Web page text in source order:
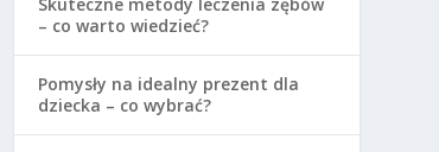
– co warto wiedzieć?
Pomysły na idealny prezent dla
dziecka – co wybrać?